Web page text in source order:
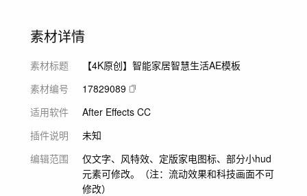
素材详情
素材标题
【4K原创】智能家居智慧生活AE模板
素材编号
17829089
适用软件
After Effects CC
插件说明
未知
编辑范围
仅文字、风特效、定版家电图标、部分小hud
元素可修改。（注：流动效果和科技画面不可
修改）